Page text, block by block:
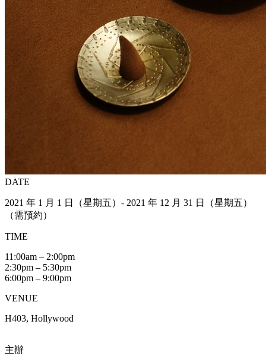
DATE
2021 年 1 月 1 日（星期五）- 2021 年 12 月 31 日（星期五）
（需預約）
TIME
11:00am – 2:00pm
2:30pm – 5:30pm
6:00pm – 9:00pm
VENUE
H403, Hollywood
主辦